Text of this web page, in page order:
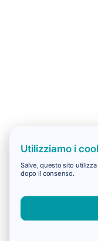
Utilizziamo i
Salve, questo sito
dopo il consenso.